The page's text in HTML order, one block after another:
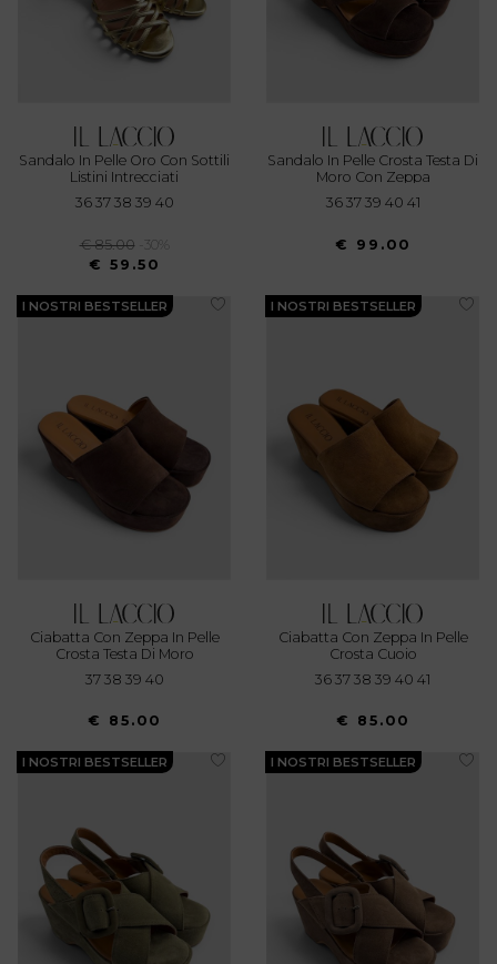
Sandalo In Pelle Oro Con Sottili
Listini Intrecciati
36 37 38 39 40
€ 85.00
-30%
€ 59.50
Sandalo In Pelle Crosta Testa Di
Moro Con Zeppa
36 37 39 40 41
€ 99.00
I NOSTRI BESTSELLER
Ciabatta Con Zeppa In Pelle
Crosta Testa Di Moro
37 38 39 40
€ 85.00
I NOSTRI BESTSELLER
Ciabatta Con Zeppa In Pelle
Crosta Cuoio
36 37 38 39 40 41
€ 85.00
I NOSTRI BESTSELLER I NOSTRI BESTSELLER